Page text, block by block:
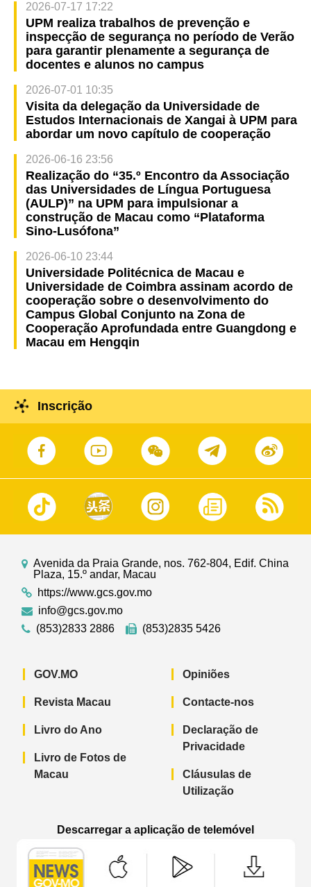
2026-07-17 17:22
UPM realiza trabalhos de prevenção e
inspecção de segurança no período de Verão
para garantir plenamente a segurança de
docentes e alunos no campus
2026-07-01 10:35
Visita da delegação da Universidade de
Estudos Internacionais de Xangai à UPM para
abordar um novo capítulo de cooperação
2026-06-16 23:56
Realização do “35.º Encontro da Associação
das Universidades de Língua Portuguesa
(AULP)” na UPM para impulsionar a
construção de Macau como “Plataforma
Sino-Lusófona”
2026-06-10 23:44
Universidade Politécnica de Macau e
Universidade de Coimbra assinam acordo de
cooperação sobre o desenvolvimento do
Campus Global Conjunto na Zona de
Cooperação Aprofundada entre Guangdong e
Macau em Hengqin
Inscrição
Avenida da Praia Grande, nos. 762-804, Edif. China
Plaza, 15.º andar, Macau
https://www.gcs.gov.mo
info@gcs.gov.mo
(853)2833 2886
(853)2835 5426
GOV.MO
Revista Macau
Livro do Ano
Livro de Fotos de
Macau
Opiniões
Contacte-nos
Declaração de
Privacidade
Cláusulas de
Utilização
Descarregar a aplicação de telemóvel